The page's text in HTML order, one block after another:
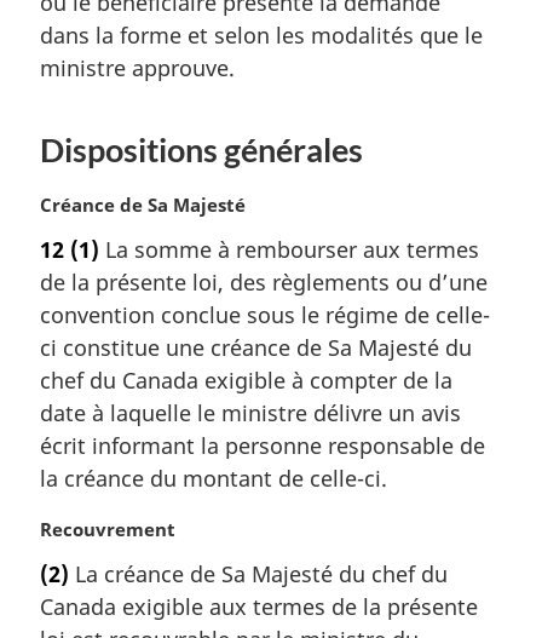
dans la forme et selon les modalités que le
ministre approuve.
Dispositions générales
N
t
e
m
a
g
i
n
a
e
Créance de Sa Majesté
12 (1) La somme à rembourser aux termes
de la présente loi, des règlements ou d’une
convention conclue sous le régime de celle-
ci constitue une créance de Sa Majesté du
chef du Canada exigible à compter de la
date à laquelle le ministre délivre un avis
écrit informant la personne responsable de
la créance du montant de celle-ci.
N
t
e
Recouvrement
(2) La créance de Sa Majesté du chef du
Canada exigible aux termes de la présente